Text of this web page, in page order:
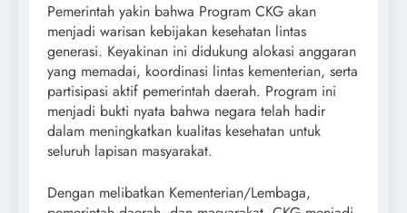
Pemerintah yakin bahwa Program CKG akan
menjadi warisan kebijakan kesehatan lintas
generasi. Keyakinan ini didukung alokasi anggaran
yang memadai, koordinasi lintas kementerian, serta
partisipasi aktif pemerintah daerah. Program ini
menjadi bukti nyata bahwa negara telah hadir
dalam meningkatkan kualitas kesehatan untuk
seluruh lapisan masyarakat.
Dengan melibatkan Kementerian/Lembaga,